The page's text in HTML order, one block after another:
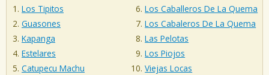
Los Tipitos
Guasones
Kapanga
Estelares
Catupecu Machu
Los Caballeros De La Quema
Los Cabaleros De La Quema
Las Pelotas
Los Piojos
Viejas Locas